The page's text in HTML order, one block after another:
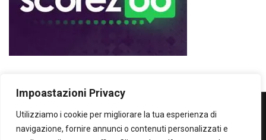
Impoastazioni Privacy
Utilizziamo i cookie per migliorare la tua esperienza di
navigazione, fornire annunci o contenuti personalizzati e
WOWOWOW